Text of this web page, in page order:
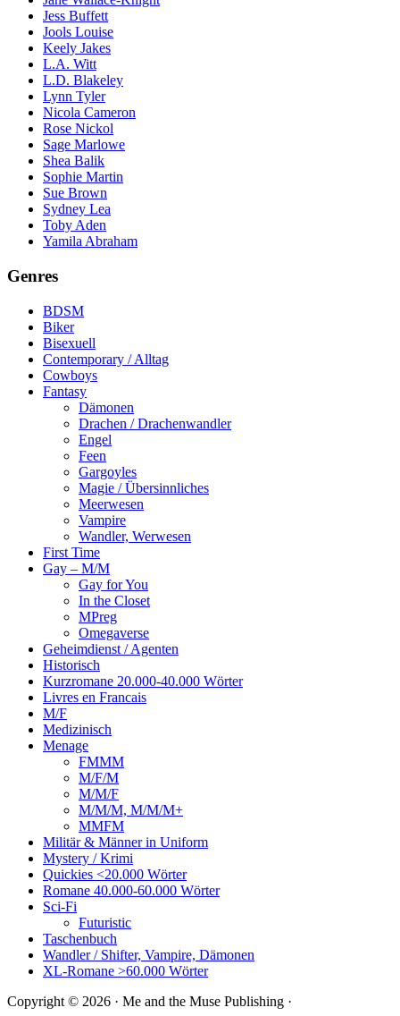
Jess Buffett
Jools Louise
Keely Jakes
L.A. Witt
L.D. Blakeley
Lynn Tyler
Nicola Cameron
Rose Nickol
Sage Marlowe
Shea Balik
Sophie Martin
Sue Brown
Sydney Lea
Toby Aden
Yamila Abraham
Genres
BDSM
Biker
Bisexuell
Contemporary / Alltag
Cowboys
Fantasy
Dämonen
Drachen / Drachenwandler
Engel
Feen
Gargoyles
Magie / Übersinnliches
Meerwesen
Vampire
Wandler, Werwesen
First Time
Gay – M/M
Gay for You
In the Closet
MPreg
Omegaverse
Geheimdienst / Agenten
Historisch
Kurzromane 20.000-40.000 Wörter
Livres en Francais
M/F
Medizinisch
Menage
FMMM
M/F/M
M/M/F
M/M/M, M/M/M+
MMFM
Militär & Männer in Uniform
Mystery / Krimi
Quickies <20.000 Wörter
Romane 40.000-60.000 Wörter
Sci-Fi
Futuristic
Taschenbuch
Wandler / Shifter, Vampire, Dämonen
XL-Romane >60.000 Wörter
Copyright © 2026 · Me and the Muse Publishing ·